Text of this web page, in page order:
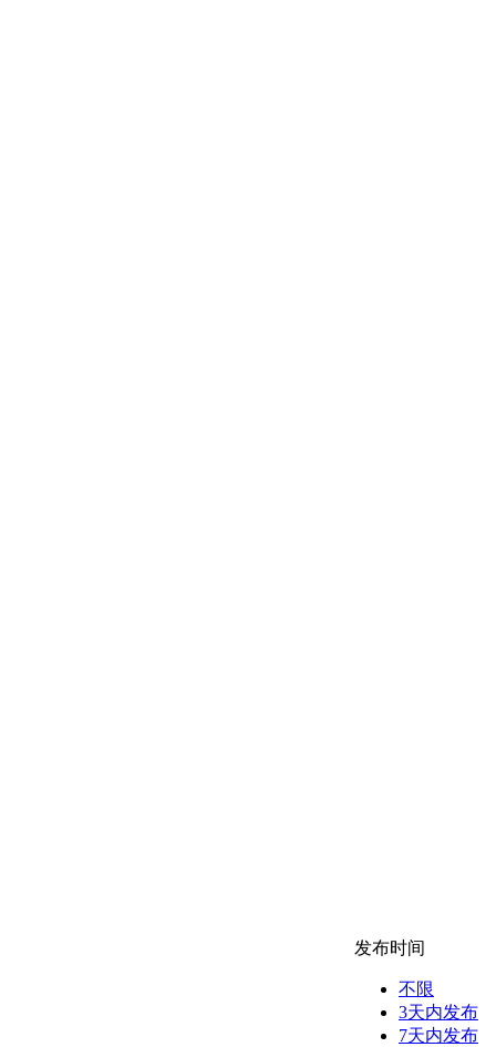
发布时间
不限
3天内发布
7天内发布